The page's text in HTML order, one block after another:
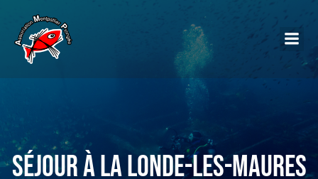
Séjour à La Londe-les-maures